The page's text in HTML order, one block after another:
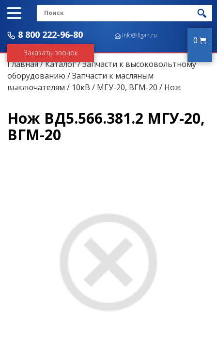
8 800 222-96-80
Заказать звонок
info@iligan.ru 0
Главная/Каталог/Запчасти к высоковольтному
оборудованию /Запчасти к масляным
выключателям / 10кВ / МГУ-20, ВГМ-20 / Нож
Нож ВД5.566.381.2 МГУ-20,
ВГМ-20